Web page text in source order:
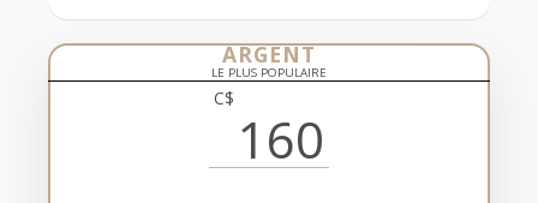
ARGENT
LE PLUS POPULAIRE
C$
160